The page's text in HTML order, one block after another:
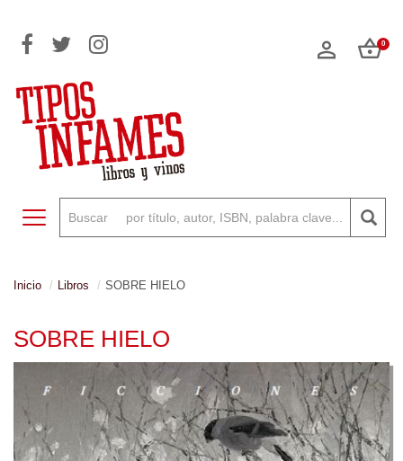
0
Toggle navigation
Inicio Libros SOBRE HIELO
SOBRE HIELO